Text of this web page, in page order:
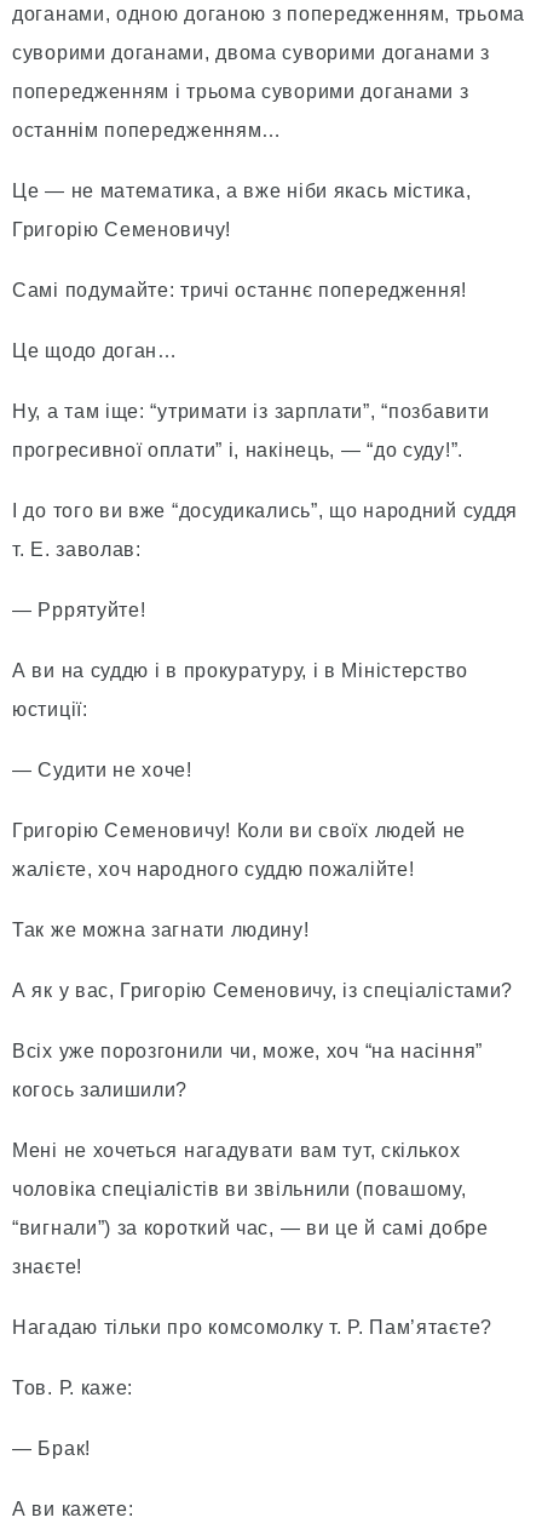
доганами, одною доганою з попередженням, трьома
суворими доганами, двома суворими доганами з
попередженням і трьома суворими доганами з
останнім попередженням…
Це — не математика, а вже ніби якась містика,
Григорію Семеновичу!
Самі подумайте: тричі останнє попередження!
Це щодо доган…
Ну, а там іще: “утримати із зарплати”, “позбавити
прогресивної оплати” і, накінець, — “до суду!”.
І до того ви вже “досудикались”, що народний суддя
т. Е. заволав:
— Рррятуйте!
А ви на суддю і в прокуратуру, і в Міністерство
юстиції:
— Судити не хоче!
Григорію Семеновичу! Коли ви своїх людей не
жалієте, хоч народного суддю пожалійте!
Так же можна загнати людину!
А як у вас, Григорію Семеновичу, із спеціалістами?
Всіх уже порозгонили чи, може, хоч “на насіння”
когось залишили?
Мені не хочеться нагадувати вам тут, скількох
чоловіка спеціалістів ви звільнили (повашому,
“вигнали”) за короткий час, — ви це й самі добре
знаєте!
Нагадаю тільки про комсомолку т. Р. Пам’ятаєте?
Тов. Р. каже:
— Брак!
А ви кажете: